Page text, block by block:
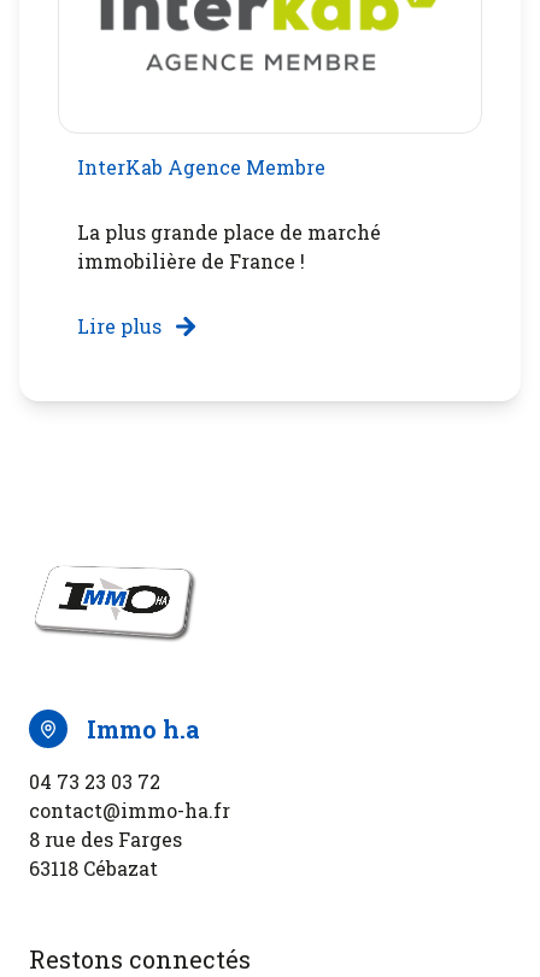
InterKab Agence Membre
La plus grande place de marché
immobilière de France !
Lire plus
immo h.a
04 73 23 03 72
contact@immo-ha.fr
8 rue des Farges
63118 Cébazat
Restons connectés